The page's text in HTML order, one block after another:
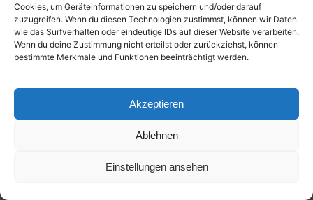
Cookies, um Geräteinformationen zu speichern und/oder darauf
zuzugreifen. Wenn du diesen Technologien zustimmst, können wir Daten
wie das Surfverhalten oder eindeutige IDs auf dieser Website verarbeiten.
Wenn du deine Zustimmung nicht erteilst oder zurückziehst, können
bestimmte Merkmale und Funktionen beeinträchtigt werden.
Akzeptieren
Ablehnen
Einstellungen ansehen